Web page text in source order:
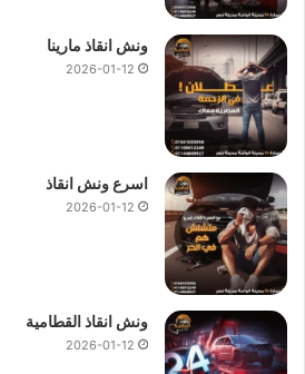
ونش انقاذ مارينا
2026-01-12
اسرع ونش انقاذ
2026-01-12
ونش انقاذ القطامية
2026-01-12